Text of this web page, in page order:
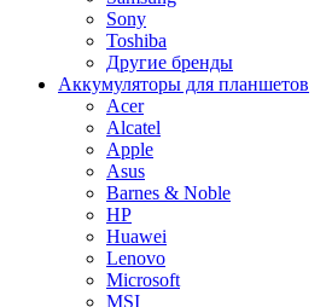
Sony
Toshiba
Другие бренды
Аккумуляторы для планшетов
Acer
Alcatel
Apple
Asus
Barnes & Noble
HP
Huawei
Lenovo
Microsoft
MSI